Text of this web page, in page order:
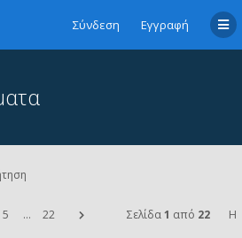
Σύνδεση Εγγραφή
5 … 22 Σελίδα1 από 22 Η